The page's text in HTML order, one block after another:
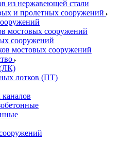
из нержавеющей стали
и пролетных сооружений
мостовых сооружений
сооружений
мостовых сооружений
лотков (ПТ)